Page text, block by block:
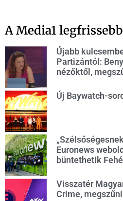
A Media1
Újabb
Partizántól:
nézőktől,
Új Baywatch-
Euronews
büntethetik
Visszatér
Crime,